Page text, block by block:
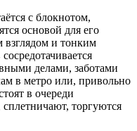
с блокнотом,
основой для его
взглядом и тонким
делами, заботами
в метро или, привольно
в очереди
сплетничают, торгуются